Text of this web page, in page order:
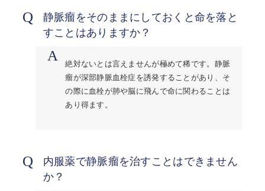
Q
静脈瘤をそのままにしておくと命を落と
すことはありますか？
A
絶対ないとは言えませんが極めて稀です。静脈
瘤が深部静脈血栓症を誘発することがあり、そ
の際に血栓が肺や脳に飛んで命に関わることは
あり得ます。
Q
内服薬で静脈瘤を治すことはできません
か？